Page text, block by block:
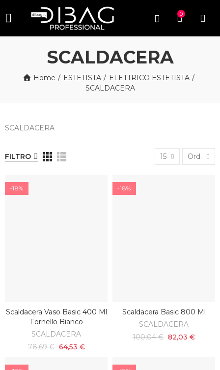
0
SCALDACERA
Home ESTETISTA
ELETTRICO ESTETISTA
SCALDACERA
SCALDACERA
FILTRO 15 Ord.
-18%
AGGIUNGI AL CARRELLO
Scaldacera Vaso Basic 400 Ml
Fornello Bianco
SCALDACERA
78,69 € 64,53 €
-18%
AGGIUNGI AL CARRELLO
Scaldacera Basic 800 Ml
SCALDACERA
100,04 € 82,03 €